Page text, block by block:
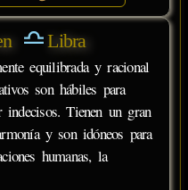
Libra
equilibrada y racional
son hábiles para
indecisos. Tienen un gran
y son idóneos para
humanas, la